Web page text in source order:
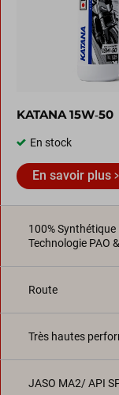
KATANA 15W‑50
En stock
En savoir plus
100% Synthétique
Technologie PAO
Route
Très hautes
JASO MA2/ API